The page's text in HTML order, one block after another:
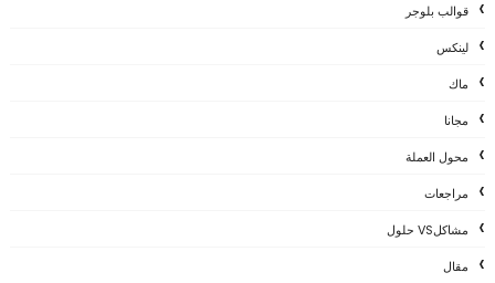
قوالب بلوجر
لينكس
ماك
مجانا
محول العملة
مراجعات
مشاكلVS حلول
مقال